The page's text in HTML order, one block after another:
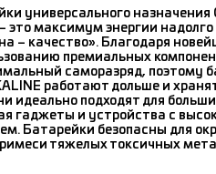
универсального назначения
– это максимум энергии
– качество». Благодаря
премиальных
саморазряд, поэтому
работают дольше и
идеально подходят для
гаджеты и устройства с
Батарейки безопасны для
тяжелых токсичных